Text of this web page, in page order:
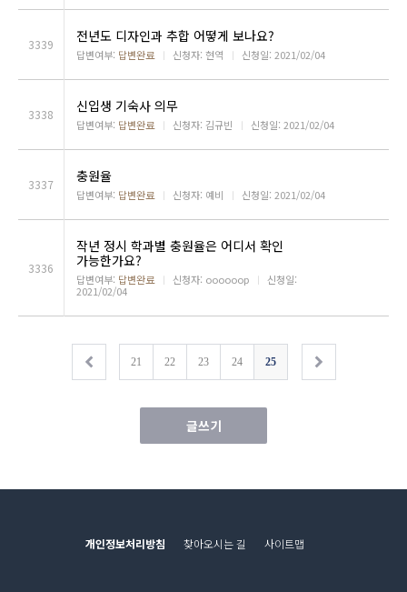
3339 전년도 디자인과 추합 어떻게 보나요?
답변여부: 답변완료 ㅣ 신청자: 현역 ㅣ 신청일: 2021/02/04
3338 신입생 기숙사 의무
답변여부: 답변완료 ㅣ 신청자: 김규빈 ㅣ 신청일: 2021/02/04
3337 충원율
답변여부: 답변완료 ㅣ 신청자: 예비 ㅣ 신청일: 2021/02/04
3336
작년 정시 학과별 충원율은 어디서 확인
가능한가요?
답변여부: 답변완료 ㅣ 신청자: oooooop ㅣ 신청일:
2021/02/04
21 22 23 24 25
글쓰기
개인정보처리방침 찾아오시는 길 사이트맵